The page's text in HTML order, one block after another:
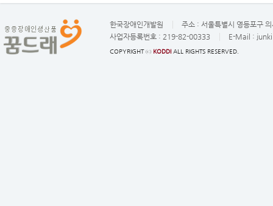
한국장애인개발원 주소 : 서울특별시 영등포구
사업자등록번호 : 219-82-00333 E-Mail :
COPYRIGHT ⓒ KODDI ALL RIGHTS RESERVED.